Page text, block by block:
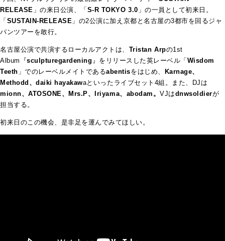
RELEASE 」の来日公演、「 S-R TOKYO 3.0 」の一員として初来日。
「 SUSTAIN-RELEASE 」の2公演に加え京都と名古屋の3都市を回るジャ
パンツアーを敢行。
名古屋公演で共演するローカルアクトは、 Tristan Arpの1st
Album『sculpturegardening 』をリリースした英レーベル「 Wisdom
Teeth 」でのレーベルメイトであるabentisをはじめ、
Karnage、
Methodd、daiki hayakawaといったライブセット4組。また、DJは
mionn、ATOSONE、Mrs.P、Iriyama、abodam。VJはdnwsoldierが
担当する。
初来日のこの機会、是非足を運んでみてほしい。